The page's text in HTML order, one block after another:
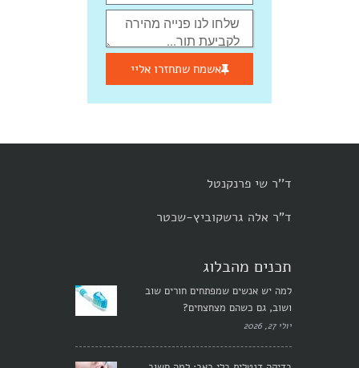
אשמח שתחזרו אליי
ד''ר שי פרנקנטל
ד"ר אלה גרשקוביץ-שכטר
תכנים מהבלוג
למה יש אנשים שמפתחים חורים שוב
ושוב, גם כשהם מצחצחים?
יולי 27, 2026